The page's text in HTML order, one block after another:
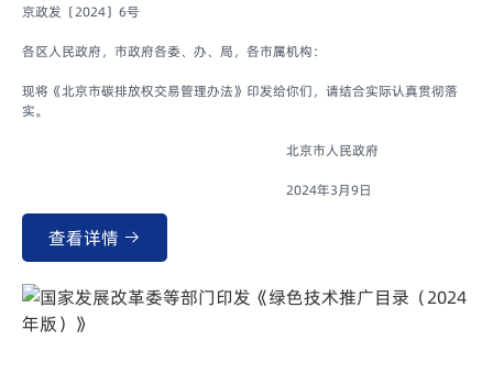
京政发〔2024〕6号
各区人民政府，市政府各委、办、局，各市属机构：
现将《北京市碳排放权交易管理办法》印发给你们，请结合实际认真贯彻落
实。
北京市人民政府
2024年3月9日
查看详情